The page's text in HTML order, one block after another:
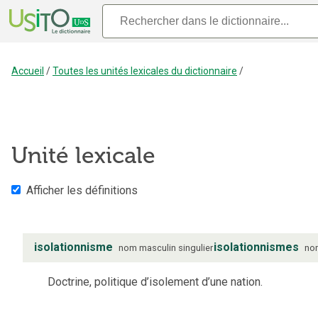
Accueil /Toutes les unités lexicales du dictionnaire /
Unité lexicale
Afficher les définitions
isolationnisme nom masculin singulierisolationnismes
Doctrine, politique d’isolement d’une nation.